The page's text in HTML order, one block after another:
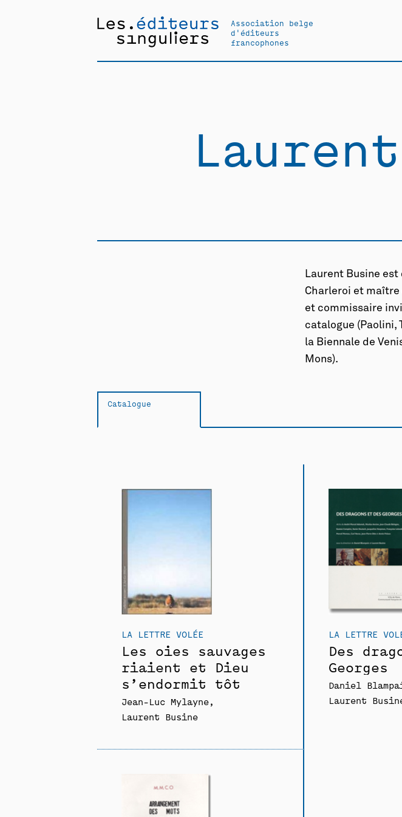
Association belge
d'éditeurs
francophones
Laurent Busine
Charleroi et maître
et commissaire
catalogue (Paolini,
la Biennale de
Mons).
Catalogue
LA LETTRE VOLÉE
Les oies sauvages
riaient et Dieu
s’endormit tôt
Jean-Luc Mylayne
Laurent Busine
LA LETTRE
Des
Georges
Daniel
Laurent